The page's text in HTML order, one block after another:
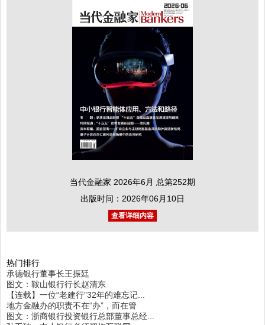
当代金融家 2026年6月 总第252期
出版时间：2026年06月10日
查看详细内容
热门排行
承德银行董事长王振廷
图文：鞍山银行行长赵清东
【连载】一位“老建行”32年的难忘记...
地方金融办的职责不在“办”，而在管
图文：浙商银行投资银行总部董事总经...